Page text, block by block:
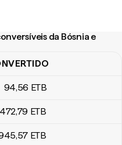
da Bósnia e
da Bósnia e
94,56 ETB
472,79 ETB
,57 ETB